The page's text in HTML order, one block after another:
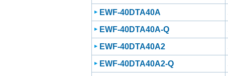
EWF-40DTA40A
EWF-40DTA40A-Q
EWF-40DTA40A2
EWF-40DTA40A2-Q